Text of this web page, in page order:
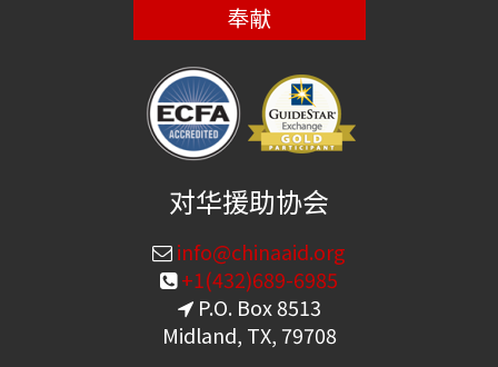
奉献
对华援助协会
info@chinaaid.org
+1(432)689-6985
P.O. Box 8513
Midland, TX, 79708